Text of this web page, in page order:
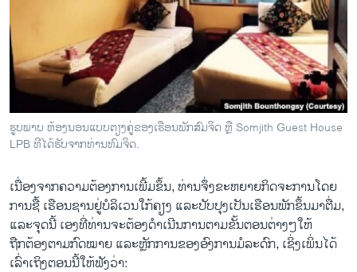
ຮູບພາບ ຫ້ອງນອນແບບຕຽງຄູ່ຂອງເຮືອນພັກສົມຈິດ ຫຼື Somjith Guest House
LPB ທີໄດ້ຮັບຈາກທ່ານທົມຈິດ.
ເນື່ອງຈາກຄວາມຕ້ອງການເພີ້ມຂຶ້ນ, ທ່ານຈຶ່ງຂະຫຍາຍກິດຈະການໂດຍ
ການຊື້ ເຮືອນຊານຢູ່ບໍລິເວນໃກ້ຄຽງ ແລະປັບປຸງເປັນເຮືອນພັກຂຶ້ນມາຕື່ມ,
ແລະຈຸດນີ້ ເອງທີ່ທ່ານຈະຕ້ອງດໍາເນີນການຕາມຂັ້ນຕອນຕ່າງໆໃຫ້
ຖືກຕ້ອງຕາມກົດໝາຍ ແລະຫຼັກການຂອງອົງການມໍລະດົກ, ເຊິ່ງເພິ່ນໄດ້
ເລົ່າເຖິງຕອນນີ້ໃຫ້ຟັງວ່າ: